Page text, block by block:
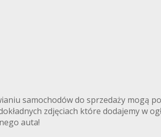
samochodów do sprzedaży mogą
zdjęciach które dodajemy w
auta!